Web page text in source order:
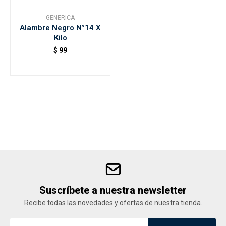
GENERICA
Alambre Negro N°14 X
Kilo
$ 99
Suscríbete a nuestra newsletter
Recibe todas las novedades y ofertas de nuestra tienda.
Accesorios